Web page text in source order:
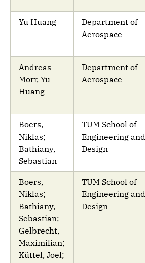
Yu Huang
Department of
Aerospace
Andreas
Morr, Yu
Huang
Department of
Aerospace
Boers,
Niklas;
Bathiany,
Sebastian
TUM School of
Engineering and
Design
Boers,
Niklas;
Bathiany,
Sebastian;
Gelbrecht,
Maximilian;
Küttel, Joel;
TUM School of
Engineering and
Design